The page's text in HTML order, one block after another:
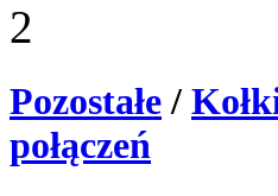
2
Pozostałe/
połączeń